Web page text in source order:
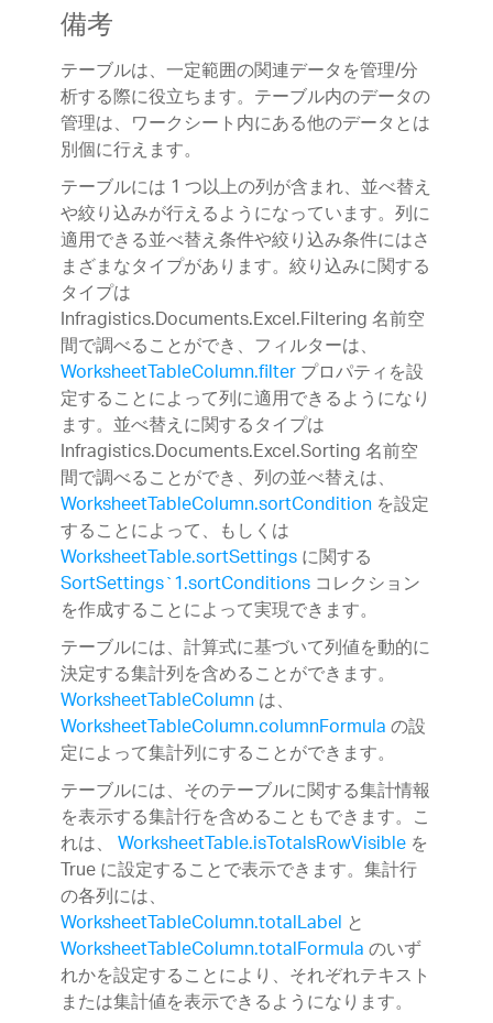
備考
テーブルは、一定範囲の関連データを管理/分
析する際に役立ちます。テーブル内のデータの
管理は、ワークシート内にある他のデータとは
別個に行えます。
テーブルには 1 つ以上の列が含まれ、並べ替え
や絞り込みが行えるようになっています。列に
適用できる並べ替え条件や絞り込み条件にはさ
まざまなタイプがあります。絞り込みに関する
タイプは
Infragistics.Documents.Excel.Filtering 名前空
間で調べることができ、フィルターは、
WorksheetTableColumn.filterプロパティを設
定することによって列に適用できるようになり
ます。並べ替えに関するタイプは
Infragistics.Documents.Excel.Sorting 名前空
間で調べることができ、列の並べ替えは、
WorksheetTableColumn.sortConditionを設定
することによって、もしくは
WorksheetTable.sortSettingsに関する
SortSettings`1.sortConditionsコレクション
を作成することによって実現できます。
テーブルには、計算式に基づいて列値を動的に
決定する集計列を含めることができます。
WorksheetTableColumnは、
WorksheetTableColumn.columnFormulaの設
定によって集計列にすることができます。
テーブルには、そのテーブルに関する集計情報
を表示する集計行を含めることもできます。こ
れは、 WorksheetTable.isTotalsRowVisibleを
True に設定することで表示できます。集計行
の各列には、
WorksheetTableColumn.totalLabel と
WorksheetTableColumn.totalFormulaのいず
れかを設定することにより、それぞれテキスト
または集計値を表示できるようになります。